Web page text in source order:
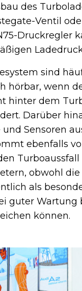
des
Ventil
Druckregler
sind
hörbar, wenn
hinter dem
Darüber
Sensoren
ebenfalls
obwohl die
als
guter Wartung
können.